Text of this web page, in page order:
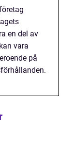
en del av
vara
på